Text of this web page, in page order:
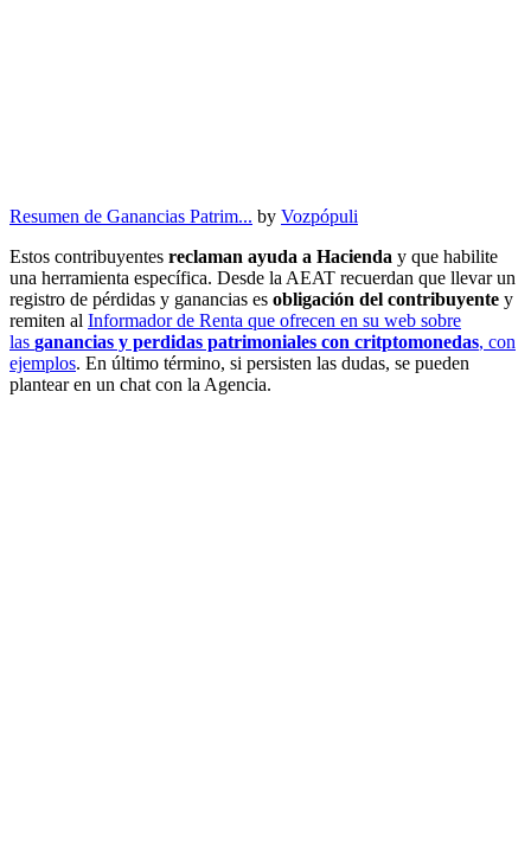
Resumen de Ganancias Patrim... by Vozpópuli
Estos contribuyentes reclaman ayuda a Hacienda y que habilite
una herramienta específica. Desde la AEAT recuerdan que llevar un
registro de pérdidas y ganancias es obligación del contribuyente y
remiten al Informador de Renta que ofrecen en su web sobre
las ganancias y perdidas patrimoniales con critptomonedas, con
ejemplos. En último término, si persisten las dudas, se pueden
plantear en un chat con la Agencia.